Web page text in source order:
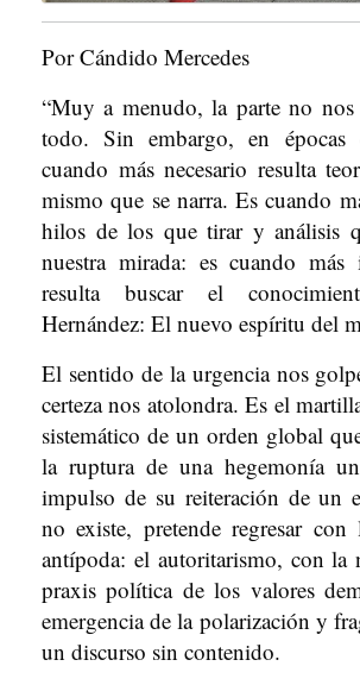
Por Cándido Mercedes
“Muy a menudo, la parte no
todo. Sin embargo, en épocas
cuando más necesario resulta
mismo que se narra. Es cuando
hilos de los que tirar y análisis
nuestra mirada: es cuando más
resulta buscar el
Hernández: El nuevo espíritu del
El sentido de la urgencia nos
certeza nos atolondra. Es el
sistemático de un orden global
la ruptura de una hegemonía
impulso de su reiteración de un
no existe, pretende regresar
antípoda: el autoritarismo, con la
praxis política de los valores
emergencia de la polarización y
un discurso sin contenido.